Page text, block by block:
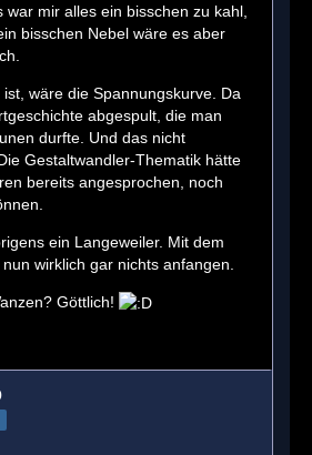
war mir alles ein bisschen zu kahl,
bisschen Nebel wäre es aber
wäre die Spannungskurve. Da
abgespult, die man
durfte. Und das nicht
Gestaltwandler-Thematik hätte
bereits angesprochen, noch
ein Langeweiler. Mit dem
wirklich gar nichts anfangen.
Göttlich!